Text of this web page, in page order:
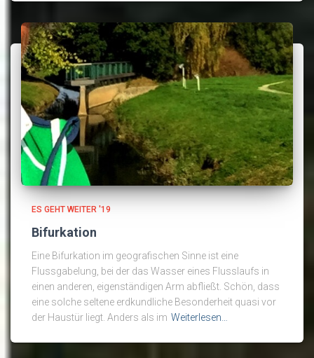
ES GEHT WEITER '19
Bifurkation
Eine Bifurkation im geografischen Sinne ist eine
Flussgabelung, bei der das Wasser eines Flusslaufs in
einen anderen, eigenständigen Arm abfließt. Schön, dass
eine solche seltene erdkundliche Besonderheit quasi vor
der Haustür liegt. Anders als im Weiterlesen…